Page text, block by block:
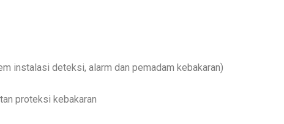
instalasi deteksi, alarm dan pemadam kebakaran)
proteksi kebakaran